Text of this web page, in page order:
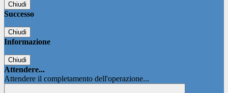
Chiudi
Successo
Chiudi
Informazione
Chiudi
Attendere...
Attendere il completamento dell'operazione...